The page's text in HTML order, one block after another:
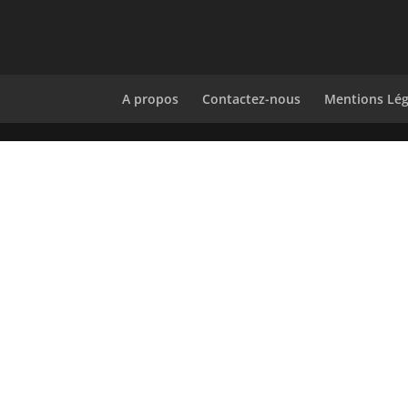
A propos Contactez-nous Mentions